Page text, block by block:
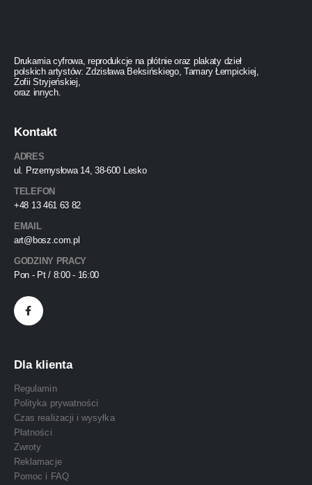
Drukarnia cyfrowa, reprodukcje na płótnie oraz plakaty dzieł
polskich artystów: Zdzisława Beksińskiego, Tamary Łempickiej,
Zofii Stryjeńskiej,
oraz innych.
Kontakt
ADRES
ul. Przemysłowa 14, 38-600 Lesko
TELEFON
+48 13 461 63 82
EMAIL
art@bosz.com.pl
GODZINY PRACY
Pon - Pt / 8:00 - 16:00
Dla klienta
Regulamin
Polityka prywatności
Czas realizacji i wysyłka
Płatności
Zwroty
Reklamacje
Pomoc i FAQ